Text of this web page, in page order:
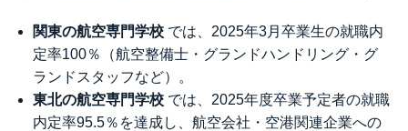
関東の航空専門学校 では、2025年3月卒業生の就職内
定率100％（航空整備士・グランドハンドリング・グ
ランドスタッフなど）。
東北の航空専門学校 では、2025年度卒業予定者の就職
内定率95.5％を達成し、航空会社・空港関連企業への